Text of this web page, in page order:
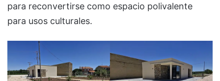
para reconvertirse como espacio polivalente
para usos culturales.